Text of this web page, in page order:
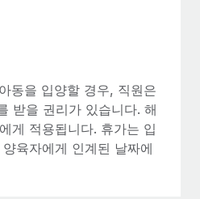
동을 입양할 경우, 직원은
받을 권리가 있습니다. 해
게 적용됩니다. 휴가는 입
육자에게 인계된 날짜에